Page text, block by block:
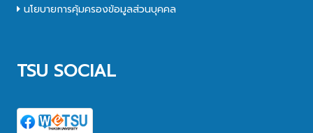
นโยบายการคุ้มครองข้อมูลส่วนบุคคล
TSU SOCIAL